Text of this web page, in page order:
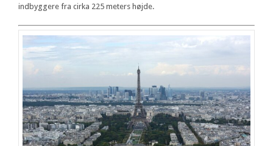
indbyggere fra cirka 225 meters højde.